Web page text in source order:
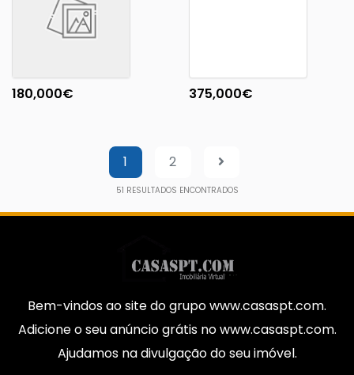
180,000€ 375,000€
1 2
51 RESULTADOS ENCONTRADOS
Bem-vindos ao site do grupo www.casaspt.com.
Adicione o seu anúncio grátis no www.casaspt.com.
Ajudamos na divulgação do seu imóvel.